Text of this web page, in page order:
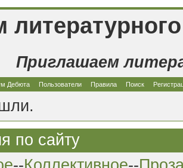
Приглашаем
Дебюта Пользователи Правила Поиск
по сайту